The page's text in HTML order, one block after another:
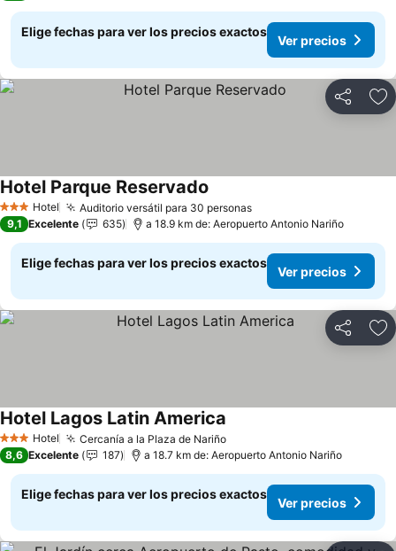
Elige fechas para ver los precios exactos
Ver precios
Compartir
3 Estrellas
Hotel Auditorio versátil para 30 personasVer precios
Hotel Parque Reservado
9,1 Excelente 635 a 18.9 km de: Aeropuerto Antonio Nariño
Elige fechas para ver los precios exactos
Ver precios
Compartir
3 Estrellas
Hotel Cercanía a la Plaza de NariñoVer precios
Hotel Lagos Latin America
8,6 Excelente 187 a 18.7 km de: Aeropuerto Antonio Nariño
Elige fechas para ver los precios exactos
Ver precios